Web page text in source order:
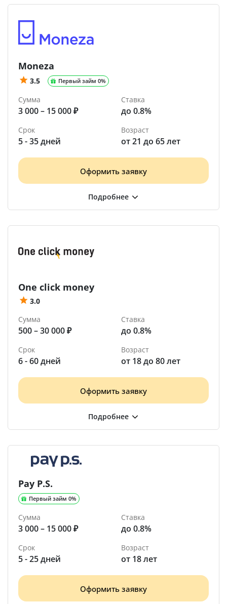
Moneza
3.5 Первый займ 0%
Сумма
3 000 – 15 000 ₽
Ставка
до 0.8%
Срок
5 - 35 дней
Возраст
от 21 до 65 лет
Оформить заявку
One click money
3.0
Сумма
500 – 30 000 ₽
Ставка
до 0.8%
Срок
6 - 60 дней
Возраст
от 18 до 80 лет
Оформить заявку
Pay P.S.
Первый займ 0%
Сумма
3 000 – 15 000 ₽
Ставка
до 0.8%
Срок
5 - 25 дней
Возраст
от 18 лет
Оформить заявку